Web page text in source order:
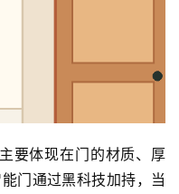
要体现在门的材质、厚
门通过黑科技加持，当